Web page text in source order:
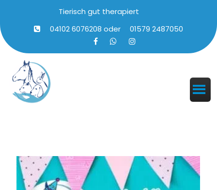
Tierisch gut therapiert
04102 6076208 oder 01579 2487050